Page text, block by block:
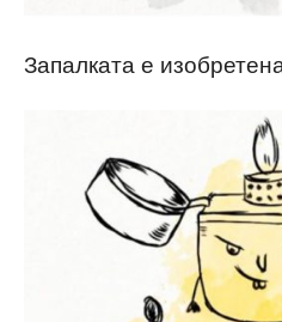
Запалката е